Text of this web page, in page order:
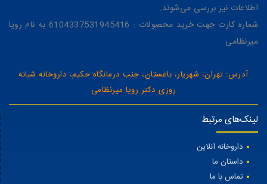
اطلاعات نیز بررسی می‌شوند.
شماره کارت جهت خرید محصولات : 6104337531945416 به نام رویا
میرنظامی
آدرس: تهران، شهریار، باغستان، جنب درمانگاه حکیم، داروخانه شبانه
روزی دکتر رویا میرنظامی
لینک‌های مرتبط
داروخانه آنلاین
داستان ما
تماس با ما